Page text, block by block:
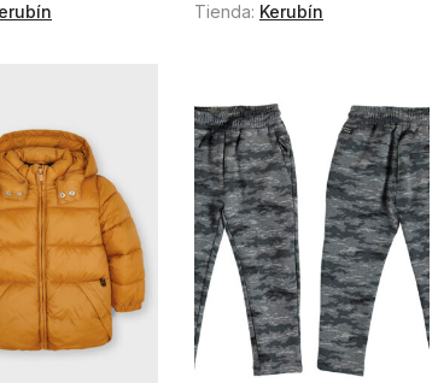
Tienda: Kerubín